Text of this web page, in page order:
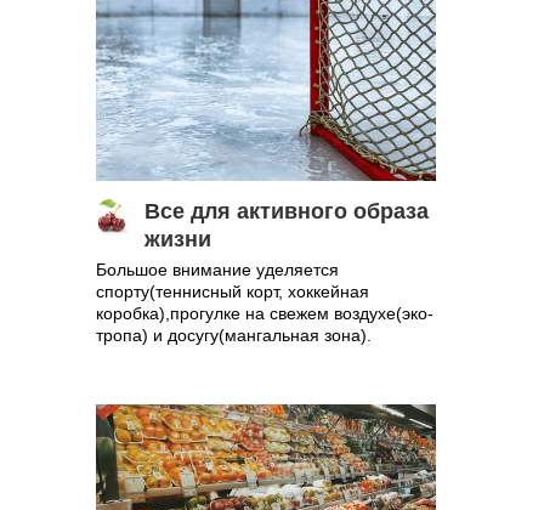
Все для активного образа
жизни
Большое внимание уделяется
спорту(теннисный корт, хоккейная
коробка),прогулке на свежем воздухе(эко-
тропа) и досугу(мангальная зона).